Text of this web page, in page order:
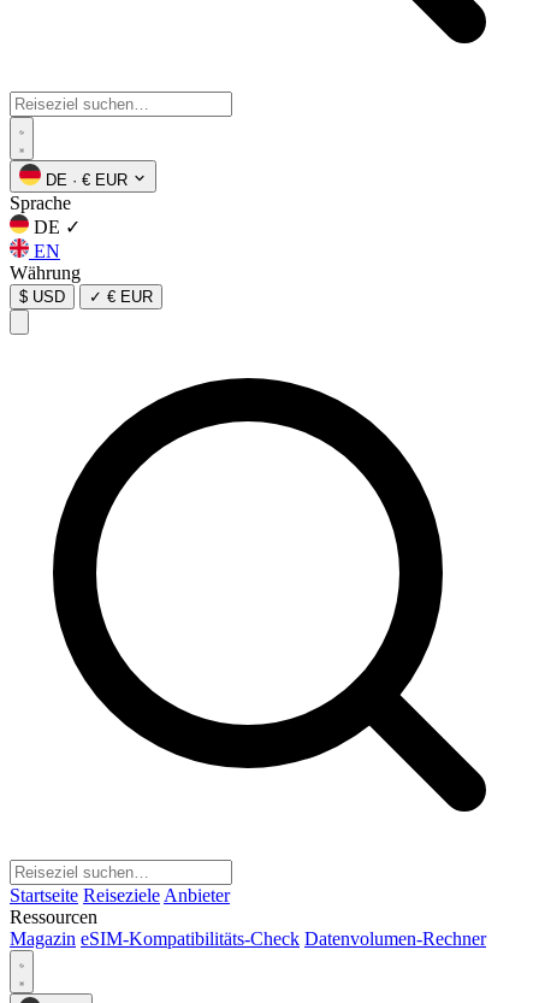
DE · € EUR
Sprache
DE ✓
EN
Währung
$ USD ✓ € EUR
Startseite Reiseziele Anbieter
Ressourcen
Magazin eSIM-Kompatibilitäts-Check Datenvolumen-Rechner